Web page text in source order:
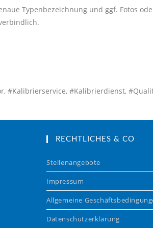
Typenbezeichnung und ggf. Fotos
#Kalibrierservice, #Kalibrierdienst,
RECHTLICHES & CO
Stellenangebote
Impressum
Allgemeine
Datenschutzerklärung